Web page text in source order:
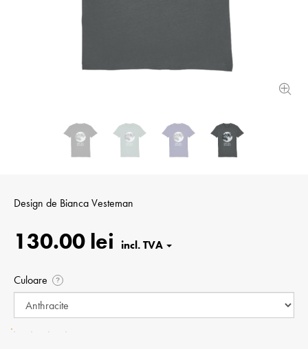
Design de Bianca Vesteman
130.00 lei
Culoare ?